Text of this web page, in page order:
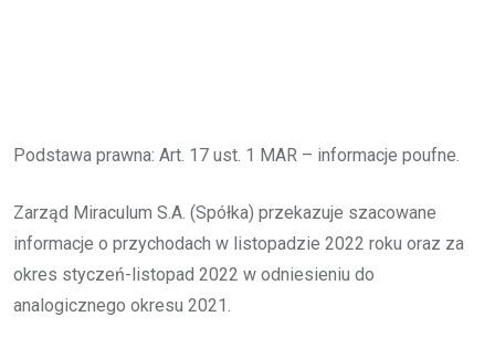
Podstawa prawna: Art. 17 ust. 1 MAR – informacje poufne.
Zarząd Miraculum S.A. (Spółka) przekazuje szacowane
informacje o przychodach w listopadzie 2022 roku oraz za
okres styczeń-listopad 2022 w odniesieniu do
analogicznego okresu 2021.